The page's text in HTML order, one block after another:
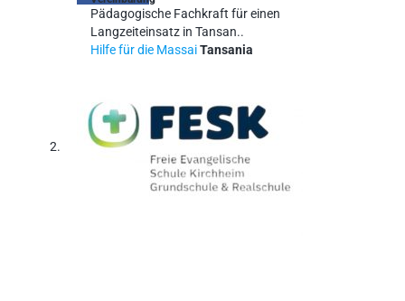
Pädagogische Fachkraft für einen
Langzeiteinsatz in Tansan..
Hilfe für die MassaiTansania